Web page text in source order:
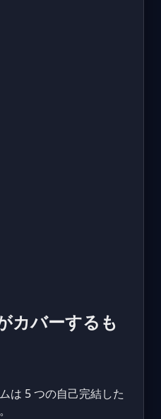
カバーするも
は 5 つの自己完結した